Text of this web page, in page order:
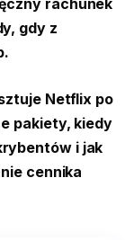
rachunek
gdy z
Netflix po
pakiety, kiedy
i jak
cennika